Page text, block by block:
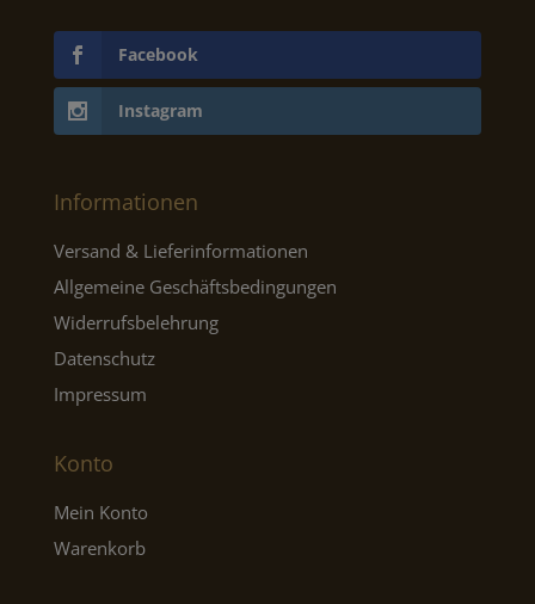
Facebook
Instagram
Informationen
Versand & Lieferinformationen
Allgemeine Geschäftsbedingungen
Widerrufsbelehrung
Datenschutz
Impressum
Konto
Mein Konto
Warenkorb